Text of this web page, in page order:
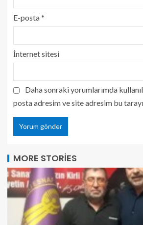
E-posta*
İnternet sitesi
Daha sonraki yorumlarımda
posta adresim ve site adresim bu
MORE STORIES